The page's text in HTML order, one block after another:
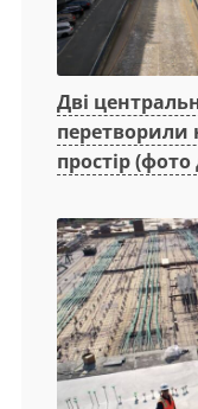
Дві
перетворили
простір (фото